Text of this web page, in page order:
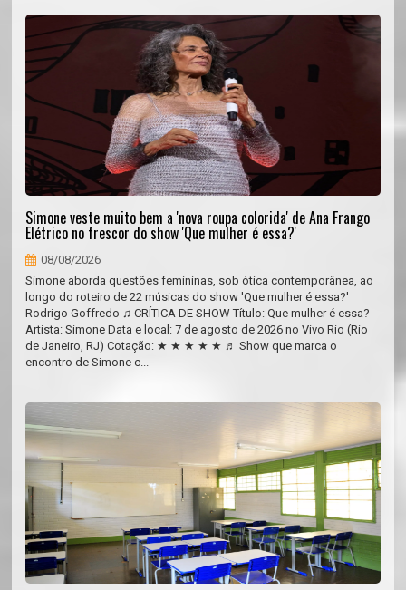
Simone veste muito bem a 'nova roupa colorida' de Ana Frango
Elétrico no frescor do show 'Que mulher é essa?'
08/08/2026
Simone aborda questões femininas, sob ótica contemporânea, ao
longo do roteiro de 22 músicas do show 'Que mulher é essa?'
Rodrigo Goffredo ♫ CRÍTICA DE SHOW Título: Que mulher é essa?
Artista: Simone Data e local: 7 de agosto de 2026 no Vivo Rio (Rio
de Janeiro, RJ) Cotação: ★ ★ ★ ★ ★ ♬ Show que marca o
encontro de Simone c...